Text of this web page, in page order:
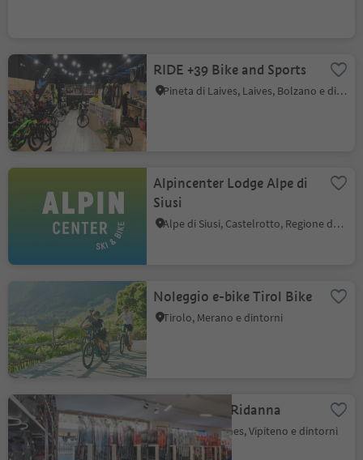
RIDE +39 Bike and Sports
Pineta di Laives, Laives, Bolzano e dintorni
Alpincenter Lodge Alpe di
Siusi
Alpe di Siusi, Castelrotto, Regione dolomitica Alpe di Siusi
Noleggio e-bike Tirol Bike
Tirolo, Merano e dintorni
Rent and go Ridanna
Ridanna, Racines, Vipiteno e dintorni